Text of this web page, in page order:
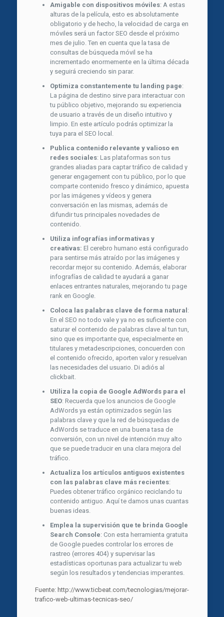
Amigable con dispositivos móviles: A estas
alturas de la película, esto es absolutamente
obligatorio y de hecho, la velocidad de carga en
móviles será un factor SEO desde el próximo
mes de julio. Ten en cuenta que la tasa de
consultas de búsqueda móvil se ha
incrementado enormemente en la última década
y seguirá creciendo sin parar.
Optimiza constantemente tu landing page:
La página de destino sirve para interactuar con
tu público objetivo, mejorando su experiencia
de usuario a través de un diseño intuitivo y
limpio. En este artículo podrás optimizar la
tuya para el SEO local.
Publica contenido relevante y valioso en
redes sociales: Las plataformas son tus
grandes aliadas para captar tráfico de calidad y
generar engagement con tu público, por lo que
comparte contenido fresco y dinámico, apuesta
por las imágenes y vídeos y genera
conversación en las mismas, además de
difundir tus principales novedades de
contenido.
Utiliza infografías informativas y
creativas: El cerebro humano está configurado
para sentirse más atraído por las imágenes y
recordar mejor su contenido. Además, elaborar
infografías de calidad te ayudará a ganar
enlaces entrantes naturales, mejorando tu page
rank en Google.
Coloca las palabras clave de forma natural:
En el SEO no todo vale y ya no es suficiente con
saturar el contenido de palabras clave al tun tun,
sino que es importante que, especialmente en
titulares y metadescripciones, concuerden con
el contenido ofrecido, aporten valor y resuelvan
las necesidades del usuario. Di adiós al
clickbait.
Utiliza la copia de Google AdWords para el
SEO: Recuerda que los anuncios de Google
AdWords ya están optimizados según las
palabras clave y que la red de búsquedas de
AdWords se traduce en una buena tasa de
conversión, con un nivel de intención muy alto
que se puede traducir en una clara mejora del
tráfico.
Actualiza los artículos antiguos existentes
con las palabras clave más recientes:
Puedes obtener tráfico orgánico reciclando tu
contenido antiguo. Aquí te damos unas cuantas
buenas ideas.
Emplea la supervisión que te brinda Google
Search Console: Con esta herramienta gratuita
de Google puedes controlar los errores de
rastreo (errores 404) y supervisar las
estadísticas oportunas para actualizar tu web
según los resultados y tendencias imperantes.
Fuente: http://www.ticbeat.com/tecnologias/mejorar-
trafico-web-ultimas-tecnicas-seo/